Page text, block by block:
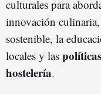
culturales para
innovación
sostenible, la
locales y las
hostelería.